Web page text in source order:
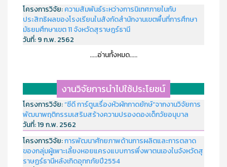
โครงการวิจัย:ความสัมพันธ์ระหว่างการนิเทศภายในกับ
ประสิทธิผลของโรงเรียนในสังกัดสำนักงานเขตพื้นที่การศึกษา
มัธยมศึกษาเขต 11 จังหวัดสุราษฎร์ธานี
วันที่:9 ก.พ. 2562
.....อ่านทั้งหมด.....
งานวิจัยการนำไปใช้ประโยชน์
โครงการวิจัย:“ซีดี การ์ตูนเรื่องหัวผักกาดยักษ์”จากงานวิจัยการ
พัฒนาพฤติกรรมเสริมสร้างความปรองดองเด็กวัยอนุบาล
วันที่:19 ก.พ. 2562
โครงการวิจัย:การพัฒนาศักยภาพด้านการผลิตและการตลาด
ของกลุ่มผู้เพาะเลี้ยงหอยแครงแบบการพึ่งพาตนเองในจังหวัดสุ
ราษฏร์ธานีหลังเกิดอุทกภัยปี2554